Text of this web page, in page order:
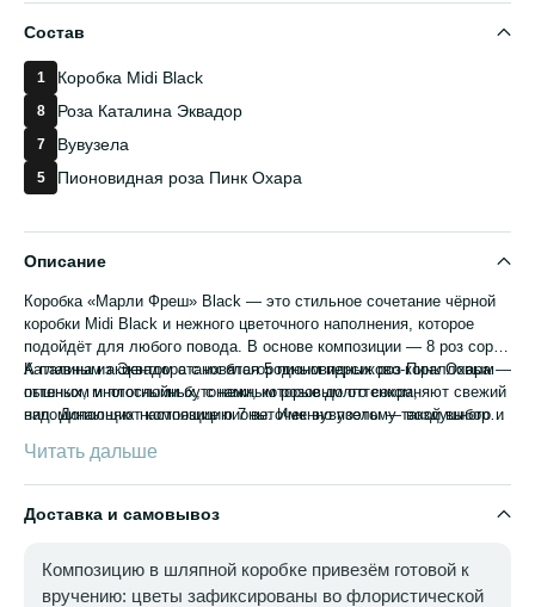
Состав
1 Коробка Midi Black
8 Роза Каталина Эквадор
7 Вувузела
5 Пионовидная роза Пинк Охара
Описание
Коробка «Марли Фреш» Black — это стильное сочетание чёрной
коробки Midi Black и нежного цветочного наполнения, которое
подойдёт для любого повода. В основе композиции — 8 роз сорта
Каталина из Эквадора с их благородным персиково-коралловым
оттенком и плотными бутонами, которые долго сохраняют свежий
вид. Дополняют композицию 7 веточек вувузелы — воздушного и
А главным акцентом становятся 5 пионовидных роз Пинк Охара —
пышных, многослойных, с нежным розовым оттенком,
напоминающих настоящие пионы. Именно поэтому такой выбор
ценит роскошь и романтичность в цветах.
Читать дальше
Доставка и самовывоз
Композицию в шляпной коробке привезём готовой к
вручению: цветы зафиксированы во флористической